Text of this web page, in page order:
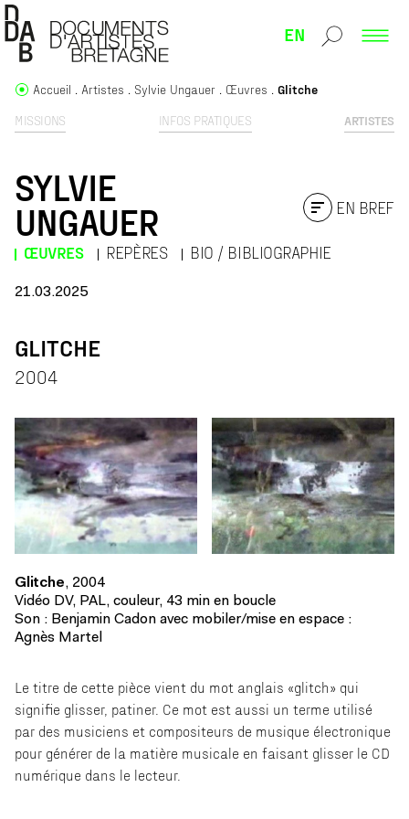
EN
MISSIONS INFOS PRATIQUES ARTISTES
Accueil Artistes Sylvie Ungauer Œuvres Glitche
SYLVIE
UNGAUER
ŒUVRES REPÈRES BIO / BIBLIOGRAPHIE
EN BREF
21.03.2025
GLITCHE
2004
Glitche, 2004
Vidéo DV, PAL, couleur, 43 min en boucle
Son : Benjamin Cadon avec mobiler/mise en espace :
Agnès Martel
Le titre de cette pièce vient du mot anglais «glitch» qui
signifie glisser, patiner. Ce mot est aussi un terme utilisé
par des musiciens et compositeurs de musique électronique
pour générer de la matière musicale en faisant glisser le CD
numérique dans le lecteur.